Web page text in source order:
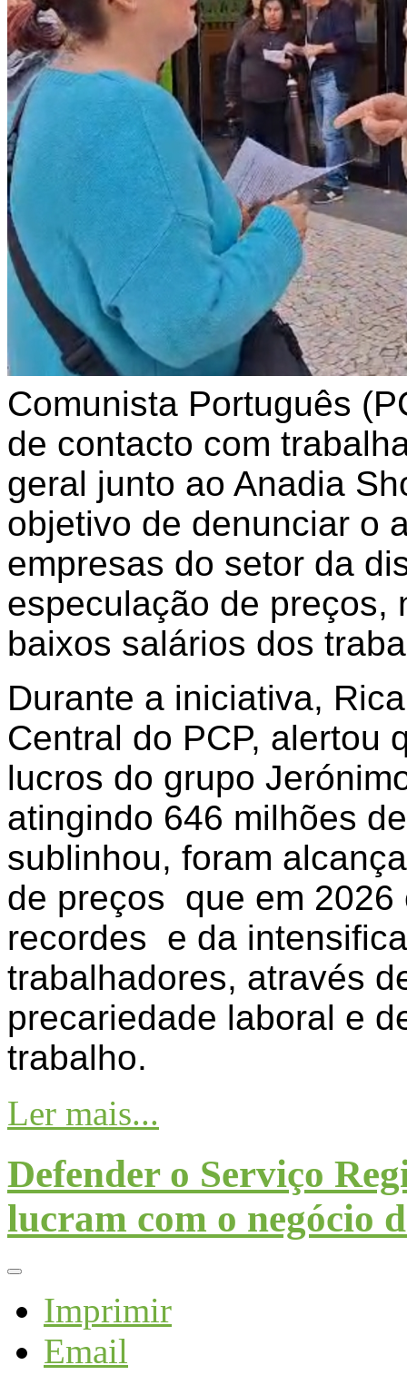
Comunista Português
de contacto com
geral junto ao Anadia
objetivo de denunciar o
empresas do setor da
especulação de preços,
baixos salários dos
Durante a iniciativa,
Central do PCP, alertou
lucros do grupo
atingindo 646 milhões
sublinhou, foram
de preços que em 2026
recordes e da
trabalhadores, através
precariedade laboral e
trabalho.
Ler mais...
Defender o Serviço
lucram com o negócio
Imprimir
Email